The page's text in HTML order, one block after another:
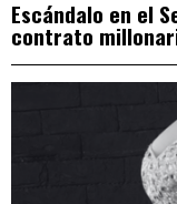
Escándalo en el
contrato